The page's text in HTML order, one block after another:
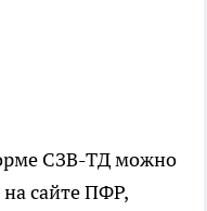
СЗВ-ТД можно
на сайте ПФР,